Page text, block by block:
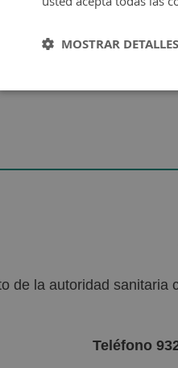
de la autoridad sanitaria
Teléfono
MOSTRAR DETALLES